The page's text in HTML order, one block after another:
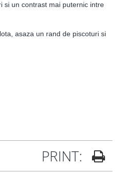
si un contrast mai puternic intre
asaza un rand de piscoturi si
PRINT: